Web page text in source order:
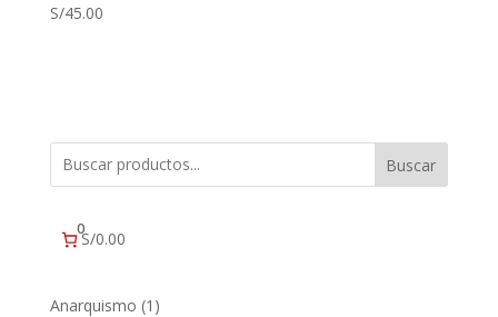
S/45.00
Buscar
0S/0.00
Anarquismo 1 1